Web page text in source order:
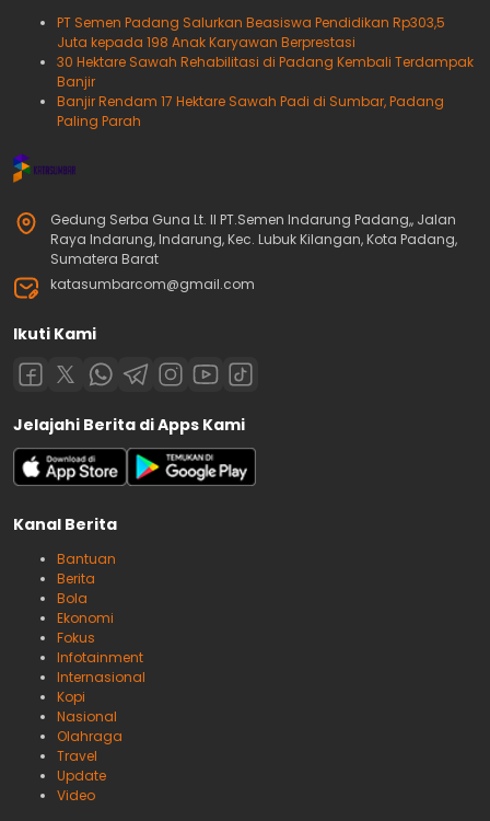
PT Semen Padang Salurkan Beasiswa Pendidikan Rp303,5
Juta kepada 198 Anak Karyawan Berprestasi
30 Hektare Sawah Rehabilitasi di Padang Kembali Terdampak
Banjir
Banjir Rendam 17 Hektare Sawah Padi di Sumbar, Padang
Paling Parah
Gedung Serba Guna Lt. II PT.Semen Indarung Padang,, Jalan
Raya Indarung, Indarung, Kec. Lubuk Kilangan, Kota Padang,
Sumatera Barat
katasumbarcom@gmail.com
Ikuti Kami
Jelajahi Berita di Apps Kami
Kanal Berita
Bantuan
Berita
Bola
Ekonomi
Fokus
Infotainment
Internasional
Kopi
Nasional
Olahraga
Travel
Update
Video